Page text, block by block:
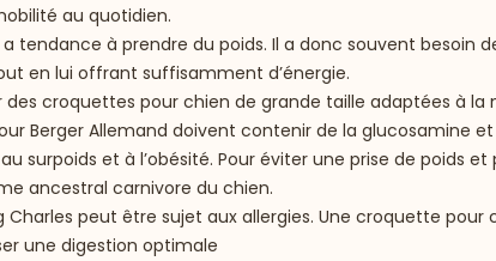
au quotidien.
a tendance à prendre du poids. Il a donc souvent
en lui offrant suffisamment d’énergie.
des croquettes pour chien de grande taille adaptées à
Berger Allemand doivent contenir de la glucosamine
surpoids et à l’obésité. Pour éviter une prise de poids
ancestral carnivore du chien.
Charles peut être sujet aux allergies. Une croquette
une digestion optimale